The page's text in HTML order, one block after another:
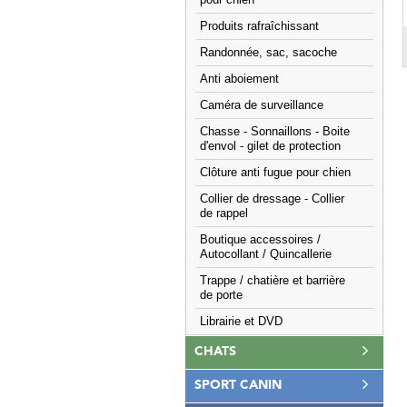
Produits rafraîchissant
Randonnée, sac, sacoche
Anti aboiement
Caméra de surveillance
Chasse - Sonnaillons - Boite
d'envol - gilet de protection
Clôture anti fugue pour chien
Collier de dressage - Collier
de rappel
Boutique accessoires /
Autocollant / Quincallerie
Trappe / chatière et barrière
de porte
Librairie et DVD
CHATS
SPORT CANIN